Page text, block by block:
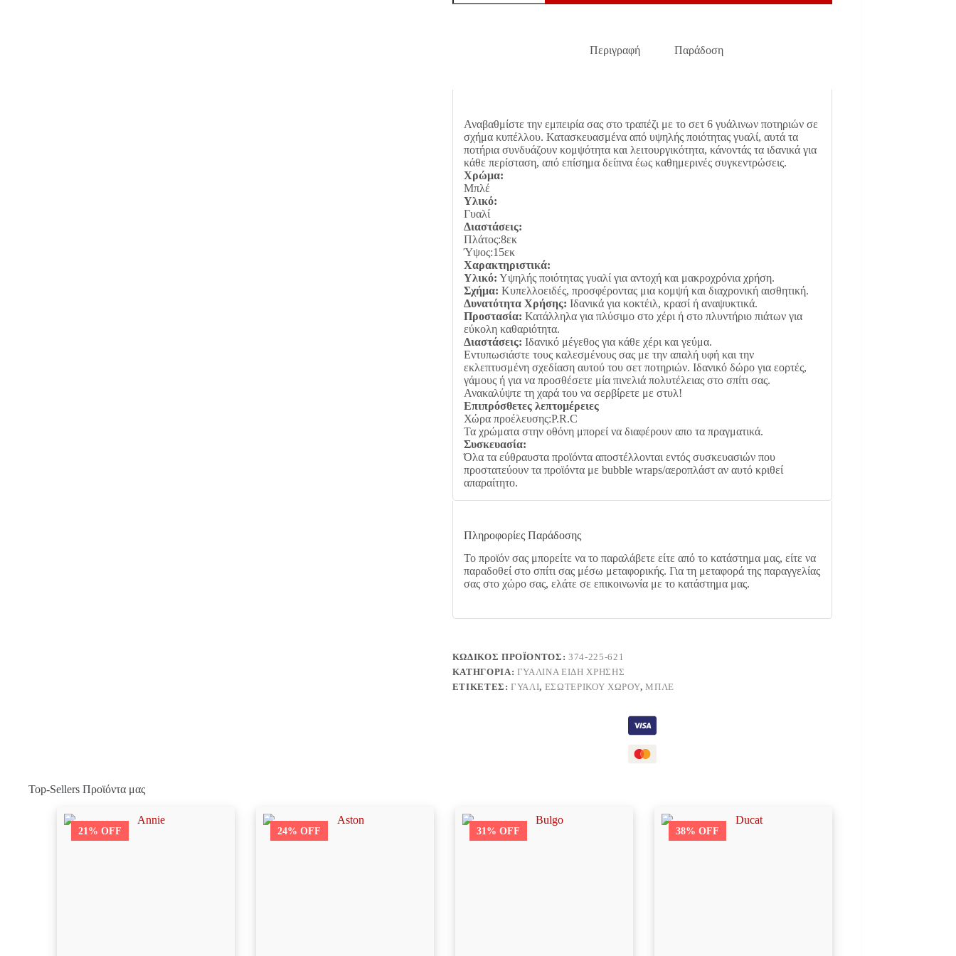
ΠΟΤΗΡΙΑ
Περιγραφή Παράδοση
Αναβαθμίστε την εμπειρία σας στο τραπέζι με το σετ 6 γυάλινων ποτηριών σε
σχήμα κυπέλλου. Κατασκευασμένα από υψηλής ποιότητας γυαλί, αυτά τα
ποτήρια συνδυάζουν κομψότητα και λειτουργικότητα, κάνοντάς τα ιδανικά για
κάθε περίσταση, από επίσημα δείπνα έως καθημερινές συγκεντρώσεις.
Χρώμα:
Μπλέ
Υλικό:
Γυαλί
Διαστάσεις:
Πλάτος:8εκ
Ύψος:15εκ
Χαρακτηριστικά:
Υλικό: Υψηλής ποιότητας γυαλί για αντοχή και μακροχρόνια χρήση.
Σχήμα: Κυπελλοειδές, προσφέροντας μια κομψή και διαχρονική αισθητική.
Δυνατότητα Χρήσης: Ιδανικά για κοκτέιλ, κρασί ή αναψυκτικά.
Προστασία: Κατάλληλα για πλύσιμο στο χέρι ή στο πλυντήριο πιάτων για
εύκολη καθαριότητα.
Διαστάσεις: Ιδανικό μέγεθος για κάθε χέρι και γεύμα.
Εντυπωσιάστε τους καλεσμένους σας με την απαλή υφή και την
εκλεπτυσμένη σχεδίαση αυτού του σετ ποτηριών. Ιδανικό δώρο για εορτές,
γάμους ή για να προσθέσετε μία πινελιά πολυτέλειας στο σπίτι σας.
Ανακαλύψτε τη χαρά του να σερβίρετε με στυλ!
Επιπρόσθετες λεπτομέρειες
Χώρα προέλευσης:P.R.C
Τα χρώματα στην οθόνη μπορεί να διαφέρουν απο τα πραγματικά.
Συσκευασία:
Όλα τα εύθραυστα προϊόντα αποστέλλονται εντός συσκευασιών που
προστατεύουν τα προϊόντα με bubble wraps/αεροπλάστ αν αυτό κριθεί
απαραίτητο.
Πληροφορίες Παράδοσης
Το προϊόν σας μπορείτε να το παραλάβετε είτε από το κατάστημα μας, είτε να
παραδοθεί στο σπίτι σας μέσω μεταφορικής. Για τη μεταφορά της παραγγελίας
σας στο χώρο σας, ελάτε σε επικοινωνία με το κατάστημα μας.
ΚΩΔΙΚΌΣ ΠΡΟΪΌΝΤΟΣ:374-225-621
ΚΑΤΗΓΟΡΊΑ: ΓΥΆΛΙΝΑ ΕΊΔΗ ΧΡΉΣΗΣ
ΕΤΙΚΈΤΕΣ:ΓΥΑΛΊ, ΕΣΩΤΕΡΙΚΟΎ ΧΏΡΟΥ,ΜΠΛΕ
Top-Sellers Προϊόντα μας
21% OFF 24% OFF 31% OFF 38% OFF